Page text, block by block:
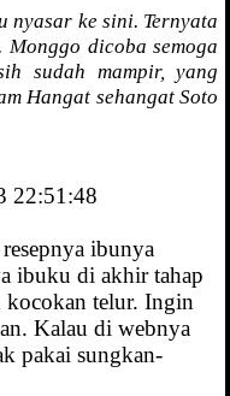
nyasar ke sini. Ternyata
dicoba semoga
sudah mampir, yang
Hangat sehangat Soto
22:51:48
ibunya
ibuku di akhir tahap
kocokan telur. Ingin
Kalau di webnya
pakai sungkan-